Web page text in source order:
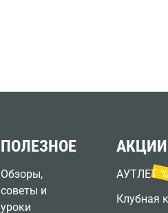
ПОЛЕЗНОЕ
Обзоры,
советы и
уроки
АКЦИИ
АУТЛЕТ %
Клубная